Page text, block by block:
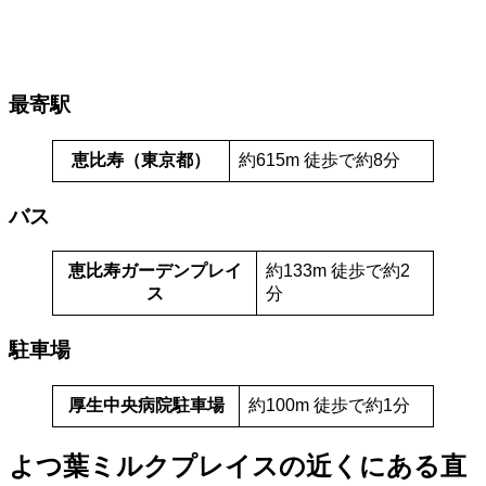
最寄駅
恵比寿（東京都） 約615m 徒歩で約8分
バス
恵比寿ガーデンプレイ
ス
約133m 徒歩で約2
分
駐車場
厚生中央病院駐車場 約100m 徒歩で約1分
よつ葉ミルクプレイスの近くにある直